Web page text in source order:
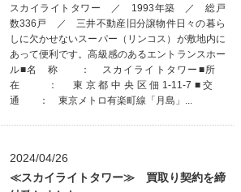
スカイライトタワー ／ 1993年築 ／ 総戸
数336戸 ／ 三井不動産旧分譲物件日々の暮ら
しに欠かせないスーパー（リンコス）が敷地内に
あって便利です。高級感のあるエントランスホー
ル■名 称 ： スカイライトタワー■所
在 ： 東京都中央区佃1-11-7■交
通 ： 東京メトロ有楽町線「月島」...
2024/04/26
≪スカイライトタワー≫ 買取り契約を締